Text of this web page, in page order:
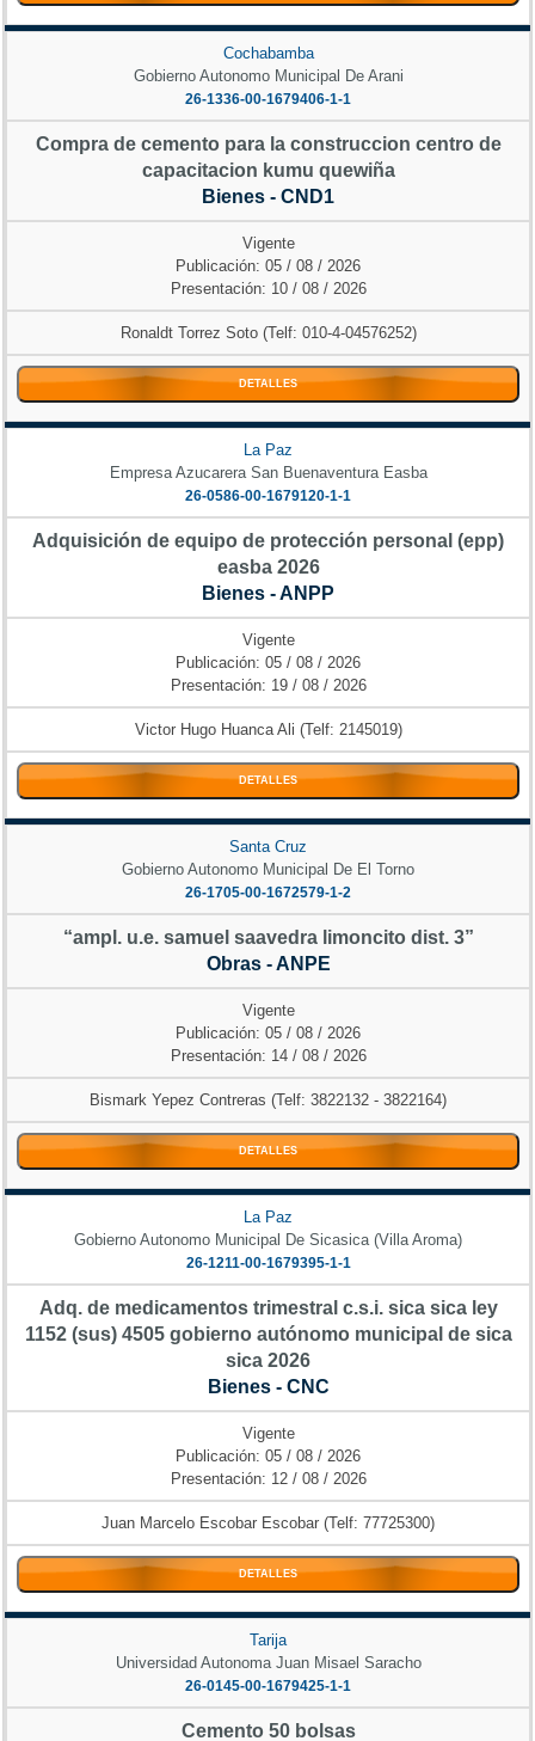
Cochabamba
Gobierno Autonomo Municipal De Arani
26-1336-00-1679406-1-1
Compra de cemento para la construccion centro de
capacitacion kumu quewiña
Bienes - CND1
Vigente
Publicación: 05 / 08 / 2026
Presentación: 10 / 08 / 2026
Ronaldt Torrez Soto (Telf: 010-4-04576252)
DETALLES
La Paz
Empresa Azucarera San Buenaventura Easba
26-0586-00-1679120-1-1
Adquisición de equipo de protección personal (epp)
easba 2026
Bienes - ANPP
Vigente
Publicación: 05 / 08 / 2026
Presentación: 19 / 08 / 2026
Victor Hugo Huanca Ali (Telf: 2145019)
DETALLES
Santa Cruz
Gobierno Autonomo Municipal De El Torno
26-1705-00-1672579-1-2
“ampl. u.e. samuel saavedra limoncito dist. 3”
Obras - ANPE
Vigente
Publicación: 05 / 08 / 2026
Presentación: 14 / 08 / 2026
Bismark Yepez Contreras (Telf: 3822132 - 3822164)
DETALLES
La Paz
Gobierno Autonomo Municipal De Sicasica (Villa Aroma)
26-1211-00-1679395-1-1
Adq. de medicamentos trimestral c.s.i. sica sica ley
1152 (sus) 4505 gobierno autónomo municipal de sica
sica 2026
Bienes - CNC
Vigente
Publicación: 05 / 08 / 2026
Presentación: 12 / 08 / 2026
Juan Marcelo Escobar Escobar (Telf: 77725300)
DETALLES
Tarija
Universidad Autonoma Juan Misael Saracho
26-0145-00-1679425-1-1
Cemento 50 bolsas